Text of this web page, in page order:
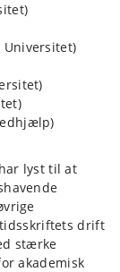
Universitet)
lyst til at
drift
stærke
akademisk